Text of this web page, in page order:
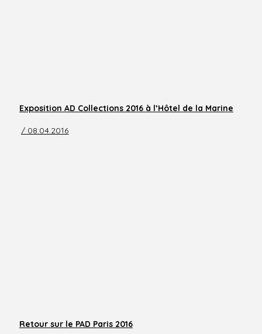
Exposition AD Collections 2016 à l’Hôtel de la Marine
/ 08.04.2016
Retour sur le PAD Paris 2016